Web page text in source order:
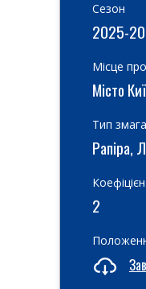
Cезон
2025-
Місце
Місто
Тип
Рапіра,
2